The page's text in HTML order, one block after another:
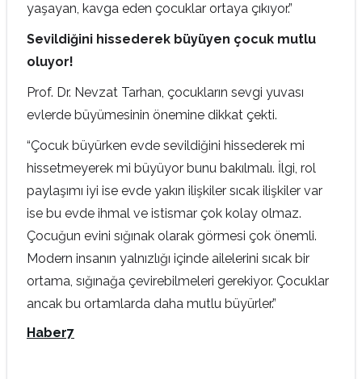
yaşayan, kavga eden çocuklar ortaya çıkıyor.”
Sevildiğini hissederek büyüyen çocuk mutlu
oluyor!
Prof. Dr. Nevzat Tarhan, çocukların sevgi yuvası
evlerde büyümesinin önemine dikkat çekti.
“Çocuk büyürken evde sevildiğini hissederek mi
hissetmeyerek mi büyüyor bunu bakılmalı. İlgi, rol
paylaşımı iyi ise evde yakın ilişkiler sıcak ilişkiler var
ise bu evde ihmal ve istismar çok kolay olmaz.
Çocuğun evini sığınak olarak görmesi çok önemli.
Modern insanın yalnızlığı içinde ailelerini sıcak bir
ortama, sığınağa çevirebilmeleri gerekiyor. Çocuklar
ancak bu ortamlarda daha mutlu büyürler.”
Haber7